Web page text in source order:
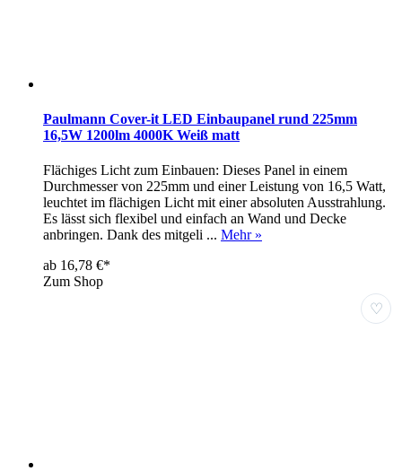
Paulmann Cover-it LED Einbaupanel rund 225mm
16,5W 1200lm 4000K Weiß matt
Flächiges Licht zum Einbauen: Dieses Panel in einem
Durchmesser von 225mm und einer Leistung von 16,5 Watt,
leuchtet im flächigen Licht mit einer absoluten Ausstrahlung.
Es lässt sich flexibel und einfach an Wand und Decke
anbringen. Dank des mitgeli ... Mehr »
ab 16,78 €*
Zum Shop
♡